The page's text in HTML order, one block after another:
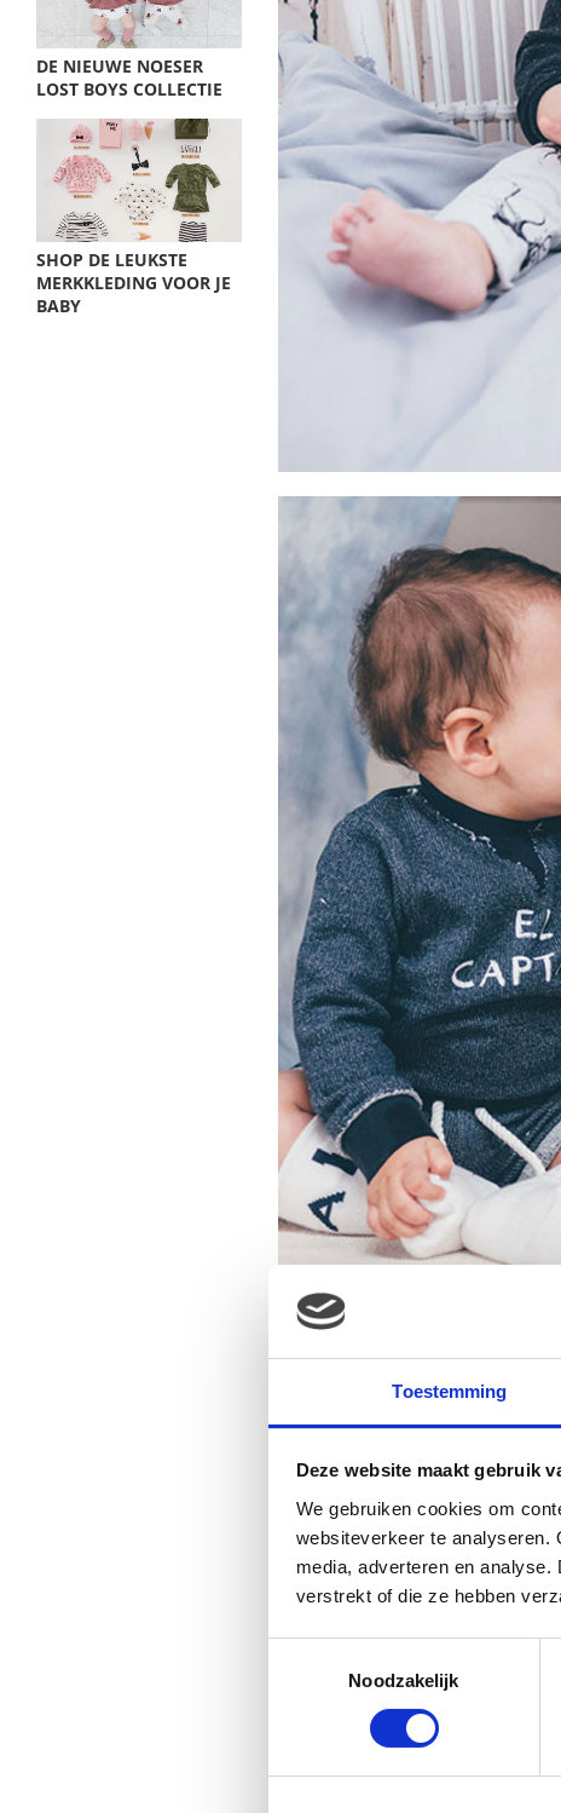
Toestemming
Deze website maakt gebruik
We gebruiken cookies om
websiteverkeer te analyseren.
media, adverteren en
verstrekt of die ze hebben
Noodzakelijk
DE NIEUWE NOESER
LOST BOYS COLLECTIE
SHOP DE LEUKSTE
MERKKLEDING VOOR JE
BABY